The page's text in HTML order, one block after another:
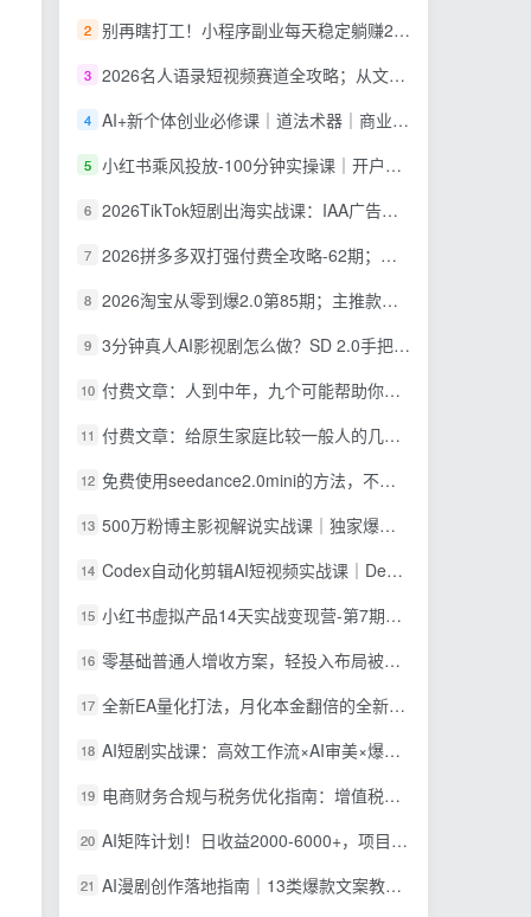
2 别再瞎打工！小程序副业每天稳定躺赚200+
3 2026名人语录短视频赛道全攻略；从文案撰写到声音克隆部署，系统掌握涨粉变现双赢制作技术
4 AI+新个体创业必修课｜道法术器｜商业逻辑·小红书流量·AI智能体｜低成本打造个人变现小生意全套教学
5 小红书乘风投放-100分钟实操课｜开户返点·标准投搭建·莱卡定向，新店建模撬动笔记自然流量全套教学
6 2026TikTok短剧出海实战课：IAA广告分账×IAP付费变现×账号搭建×平台规则×双轨爆发×回款全流程
7 2026拼多多双打强付费全攻略-62期；成本推广加托管双剑合璧，系统讲解7种付费玩法优劣势与选择策略
8 2026淘宝从零到爆2.0第85期；主推款五项高权重初始设置，改销量评晒秒单快速破零积累基础权重
9 3分钟真人AI影视剧怎么做？SD 2.0手把手完整制作流程｜Higgsfield 14天SD 2.0/2.5无限生成
10 付费文章：人到中年，九个可能帮助你延长寿命的习惯
11 付费文章：给原生家庭比较一般人的几点建议，打破阶层局限，实现个人与家族代际向上跃升
12 免费使用seedance2.0mini的方法，不能真人，可以无限10秒视频，9图+3音频参考
13 500万粉博主影视解说实战课｜独家爆款私藏思路，AI文案剪映PR剪辑发布全流程教学
14 Codex自动化剪辑AI短视频实战课｜DeepSeek V4 Pro多API联动，图文成片封装Skill全流程
15 小红书虚拟产品14天实战变现营-第7期：需求挖掘×AI+Skill原创×产品矩阵×内容笔记×一人公司进阶×全链路
16 零基础普通人增收方案，轻投入布局被动收入，多多虚拟月收益 1-3 万
17 全新EA量化打法，月化本金翻倍的全新策略，安全稳定持续输出
18 AI短剧实战课：高效工作流×AI审美×爆款拆解×文案角色场景分镜×LibTV进阶×站位控制×从脚本到成片交付全流程
19 电商财务合规与税务优化指南：增值税+企税+个税全覆盖，财务制度搭建落地纳税筹划方案
20 AI矩阵计划！日收益2000-6000+，项目绿色长久，安全稳健，合规靠谱，可批量放大。
21 AI漫剧创作落地指南｜13类爆款文案教学，Sora、即梦、GPT-Image全套出片工具实操教学